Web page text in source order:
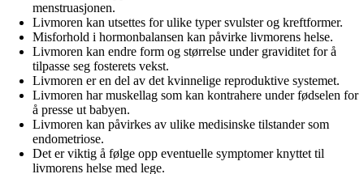
menstruasjonen.
Livmoren kan utsettes for ulike typer svulster og kreftformer.
Misforhold i hormonbalansen kan påvirke livmorens helse.
Livmoren kan endre form og størrelse under graviditet for å
tilpasse seg fosterets vekst.
Livmoren er en del av det kvinnelige reproduktive systemet.
Livmoren har muskellag som kan kontrahere under fødselen for
å presse ut babyen.
Livmoren kan påvirkes av ulike medisinske tilstander som
endometriose.
Det er viktig å følge opp eventuelle symptomer knyttet til
livmorens helse med lege.